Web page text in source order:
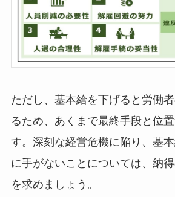
ただし、基本給を下げると労働
るため、あくまで最終手段と位
す。深刻な経営危機に陥り、基
に手がないことについては、納
を求めましょう。